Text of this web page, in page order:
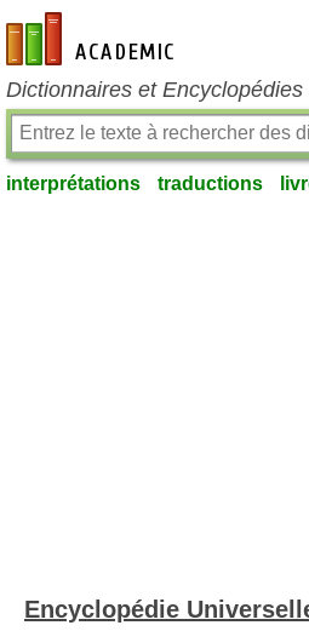
fr-academic.com
Dictionnaires et
interprétations traductions
Encyclopédie